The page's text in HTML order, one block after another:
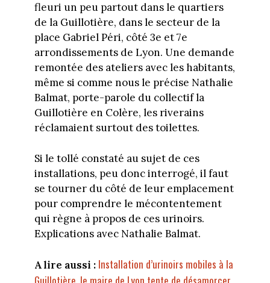
fleuri un peu partout dans le quartiers
de la Guillotière, dans le secteur de la
place Gabriel Péri, côté 3e et 7e
arrondissements de Lyon. Une demande
remontée des ateliers avec les habitants,
même si comme nous le précise Nathalie
Balmat, porte-parole du collectif la
Guillotière en Colère, les riverains
réclamaient surtout des toilettes.
Si le tollé constaté au sujet de ces
installations, peu donc interrogé, il faut
se tourner du côté de leur emplacement
pour comprendre le mécontentement
qui règne à propos de ces urinoirs.
Explications avec Nathalie Balmat.
A lire aussi :Installation d’urinoirs mobiles à la